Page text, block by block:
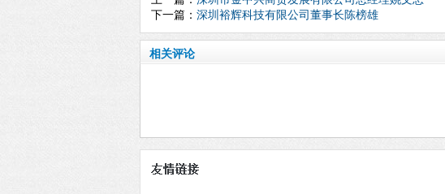
下一篇： 深圳裕辉科技有限公司董事长陈榜雄
相关评论